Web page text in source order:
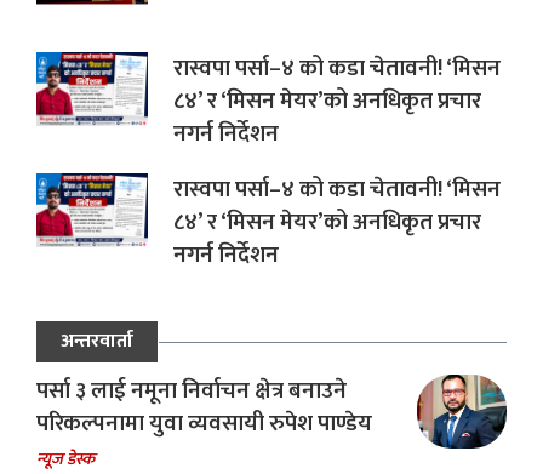
रास्वपा पर्सा–४ को कडा चेतावनी! ‘मिसन
८४’ र ‘मिसन मेयर’को अनधिकृत प्रचार
नगर्न निर्देशन
रास्वपा पर्सा–४ को कडा चेतावनी! ‘मिसन
८४’ र ‘मिसन मेयर’को अनधिकृत प्रचार
नगर्न निर्देशन
अन्तरवार्ता
पर्सा ३ लाई नमूना निर्वाचन क्षेत्र बनाउने
परिकल्पनामा युवा व्यवसायी रुपेश पाण्डेय
न्यूज डेस्क